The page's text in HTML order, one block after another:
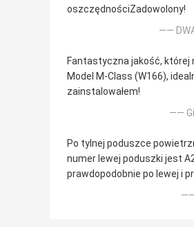
oszczędnościZadowolony!
——
Fantastyczna jakość, której
Model M-Class (W166),
zainstalowałem!
——
Po tylnej poduszce
numer lewej poduszki jest
prawdopodobnie po lewej i